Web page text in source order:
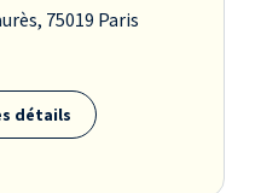
75019 Paris
détails